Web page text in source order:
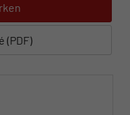
(PDF)